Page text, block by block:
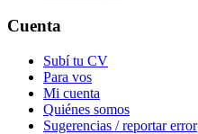
Cuenta
Subí tu CV
Para vos
Mi cuenta
Quiénes somos
Sugerencias / reportar error